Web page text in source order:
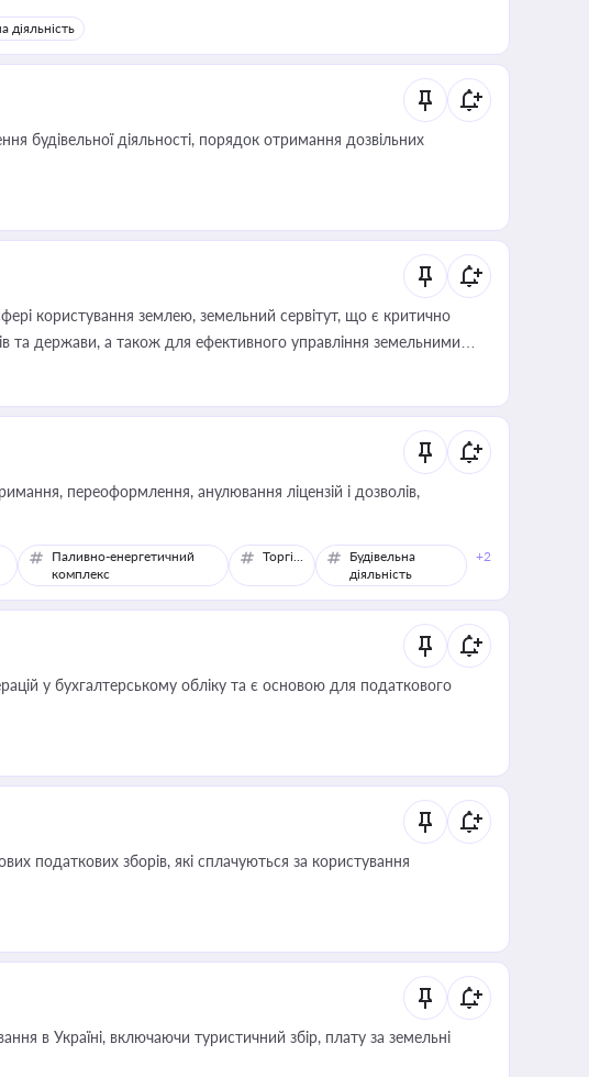
юриста або бухгалтера під час оподаткування,
перевірки статусу суб'єктів оціночної діяльності
діяльність
будівельної діяльності, порядок отримання дозвільних
користування землею, земельний сервітут, що є критично
та держави, а також для ефективного управління земельними
переоформлення, анулювання ліцензій і дозволів,
Паливно-енергетичний
комплекс
Торгівля
Будівельна
діяльність
+2
у бухгалтерському обліку та є основою для податкового
податкових зборів, які сплачуються за користування
в Україні, включаючи туристичний збір, плату за земельні